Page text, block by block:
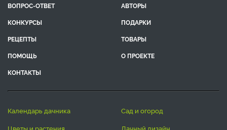
ВОПРОС-ОТВЕТ
АВТОРЫ
КОНКУРСЫ
ПОДАРКИ
РЕЦЕПТЫ
ТОВАРЫ
ПОМОЩЬ
О ПРОЕКТЕ
КОНТАКТЫ
календарь дачника
сад и огород
цветы и растения
дачный дизайн